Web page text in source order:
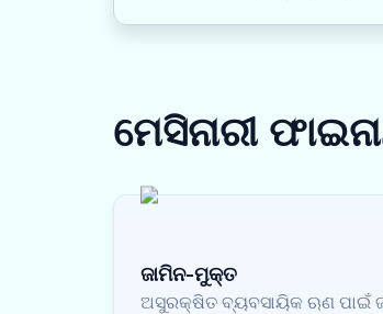
ମେସିନାରୀ
ଜାମିନ-ମୁକ୍ତ
ଅସୁରକ୍ଷିତ ବ୍ୟବସାୟିକ ଋଣ ପାଇଁ